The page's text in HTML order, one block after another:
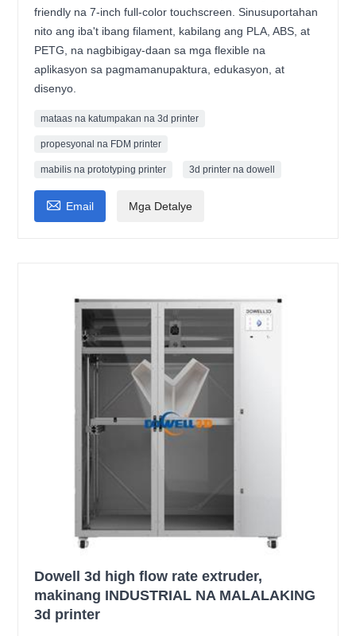
friendly na 7-inch full-color touchscreen. Sinusuportahan
nito ang iba't ibang filament, kabilang ang PLA, ABS, at
PETG, na nagbibigay-daan sa mga flexible na
aplikasyon sa pagmamanupaktura, edukasyon, at
disenyo.
mataas na katumpakan na 3d printer
propesyonal na FDM printer
mabilis na prototyping printer 3d printer na dowell
 Email Mga Detalye
Dowell 3d high flow rate extruder,
makinang INDUSTRIAL NA MALALAKING
3d printer